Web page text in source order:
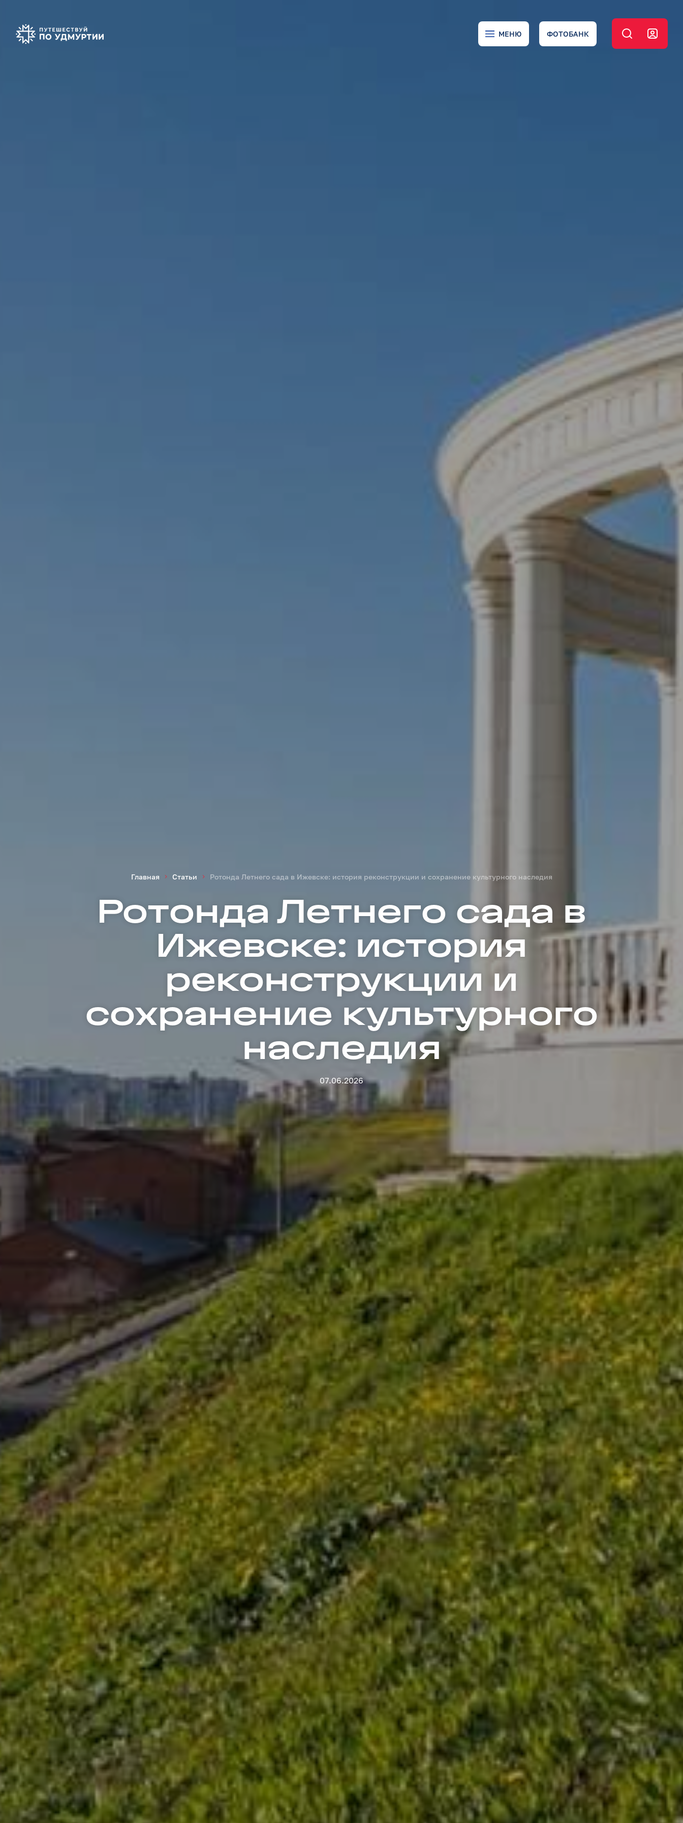
МЕНЮ ФОТОБАНК
Главная Статьи Ротонда Летнего сада в Ижевске: история реконструкции и сохранение культурного наследия
Ротонда Летнего сада в
Ижевске: история
реконструкции и
сохранение культурного
наследия
07.06.2026